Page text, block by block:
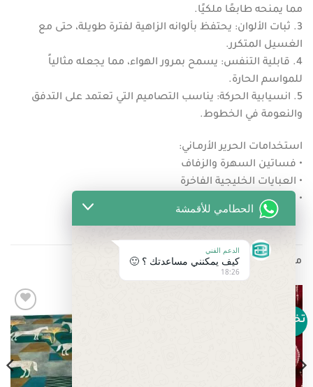
مما يمنحه طابعًا ملكيًا.
3. ثبات الألوان: يحتفظ بألوانه الزاهية لفترة طويلة، حتى مع
الغسيل المتكرر.
4. قابلية التنفس: يسمح بمرور الهواء، مما يجعله مثالياً
للمواسم الحارة.
5. انسيابية الحركة: يناسب التصاميم التي تعتمد على التدفق
والنعومة في الخطوط.
استخدامات الحرير الأرمـاني:
• فساتين السهرة والزفاف
• العبايات الخليجية الفاخرة
• البلوزات والقمصان النسائية الأنيقة
منتجات ذات صلة
تخفيض!
Add to
wishlist
الحطامي للأقمشة
الدعم الفني
كيف يمكنني مساعدتك ؟ 🙂
18:26